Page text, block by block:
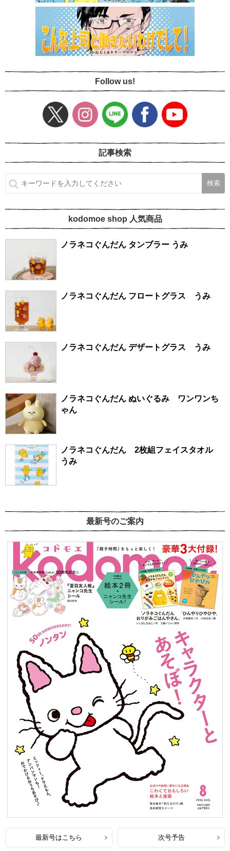
Follow us!
記事検索
kodomoe shop 人気商品
ノラネコぐんだん タンブラー うみ
ノラネコぐんだん フロートグラス うみ
ノラネコぐんだん デザートグラス うみ
ノラネコぐんだん ぬいぐるみ ワンワンち
ゃん
ノラネコぐんだん 2枚組フェイスタオル
うみ
最新号のご案内
最新号はこちら 次号予告